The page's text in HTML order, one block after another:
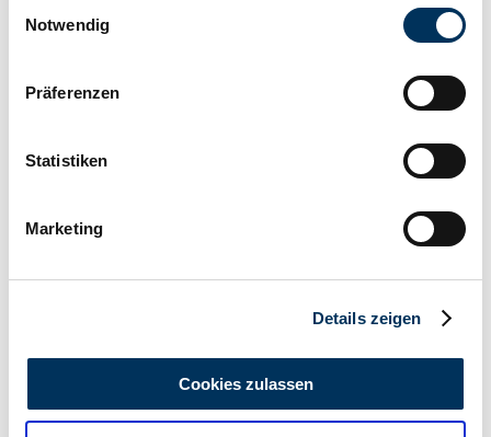
Trigger Symbol ändern oder widerrufen
Informationen über Ihre geografische Lage
können
bestimmten Merkmalen (Fingerprinting) identifizieren
Erfahren Sie mehr darüber, wie Ihre persönlichen Daten
analysieren. Außerdem geben wir Informationen zu Ihrer
Notwendig
Präferenzen
Statistiken
Marketing
Details zeigen
Cookies zulassen